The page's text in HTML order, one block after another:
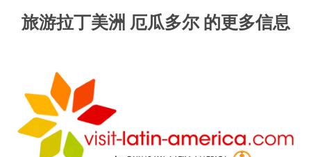
旅游拉丁美洲 厄瓜多尔 的更多信息